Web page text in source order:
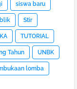
siswa baru
Stir
TUTORIAL
Tahun UNBK
lomba